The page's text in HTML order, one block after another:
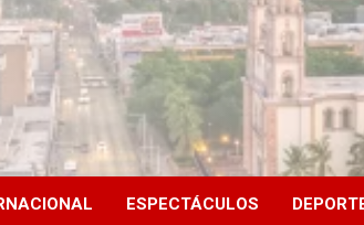
ESPECTÁCULOS